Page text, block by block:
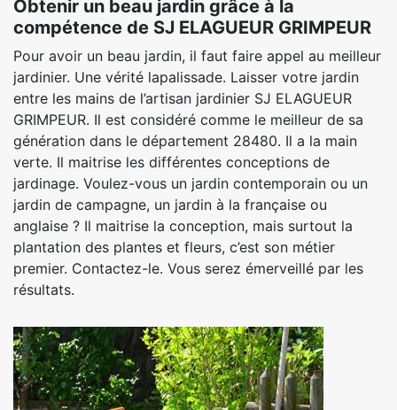
Obtenir un beau jardin grâce à la
compétence de SJ ELAGUEUR GRIMPEUR
Pour avoir un beau jardin, il faut faire appel au meilleur
jardinier. Une vérité lapalissade. Laisser votre jardin
entre les mains de l’artisan jardinier SJ ELAGUEUR
GRIMPEUR. Il est considéré comme le meilleur de sa
génération dans le département 28480. Il a la main
verte. Il maitrise les différentes conceptions de
jardinage. Voulez-vous un jardin contemporain ou un
jardin de campagne, un jardin à la française ou
anglaise ? Il maitrise la conception, mais surtout la
plantation des plantes et fleurs, c’est son métier
premier. Contactez-le. Vous serez émerveillé par les
résultats.